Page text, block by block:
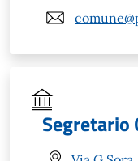
Segretario